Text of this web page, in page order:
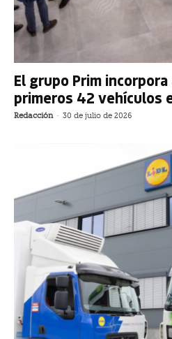
El grupo Prim
primeros 42 vehículos
Redacción - 30 de julio de 2026